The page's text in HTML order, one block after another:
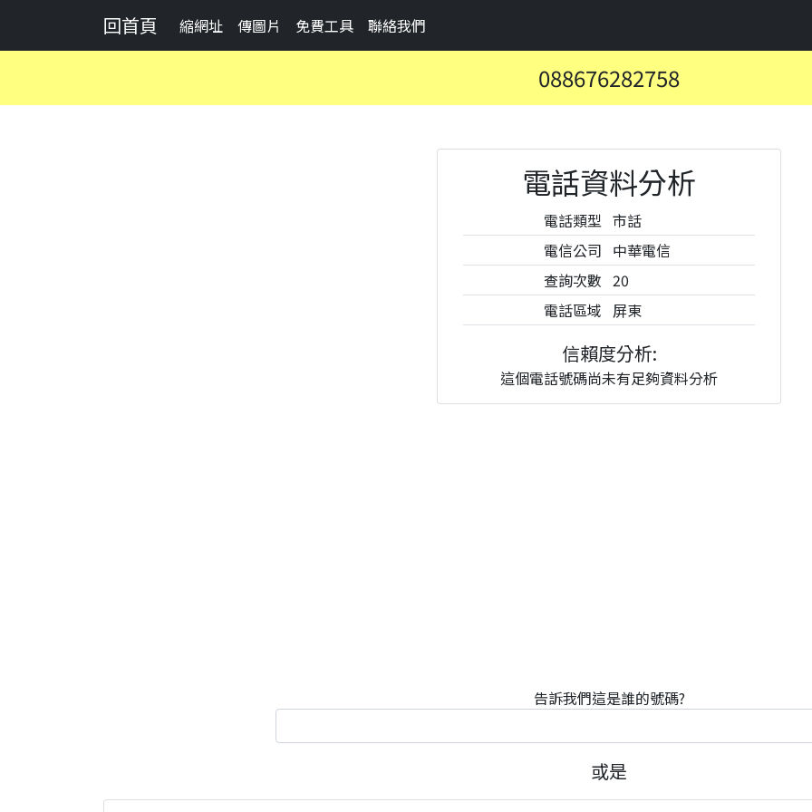
回首頁 縮網址 傳圖片 免費工具 聯絡我們
088676282758
電話資料分析
電話類型 市話
電信公司 中華電信
查詢次數 20
電話區域 屏東
信賴度分析:
這個電話號碼尚未有足夠資料分析
告訴我們這是誰的號碼?
或是